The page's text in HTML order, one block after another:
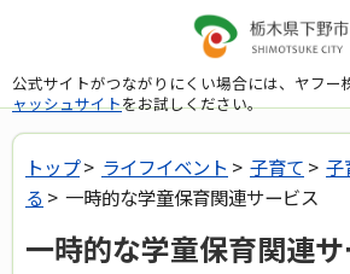
公式サイトがつながりにくい場合には、ヤフー
ャッシュサイトをお試しください。
トップ> ライフイベント > 子育て > 子
る > 一時的な学童保育関連サービス
一時的な学童保育関連